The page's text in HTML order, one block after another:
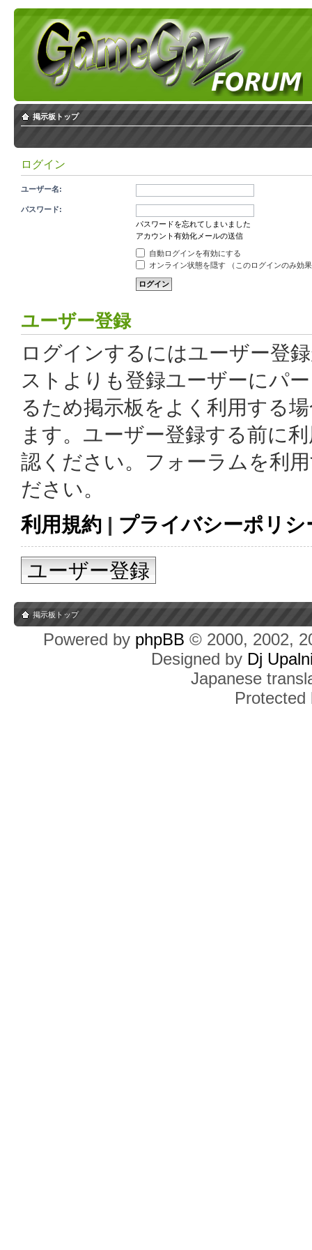
掲示板トップ
ログイン
ユーザー名:
パスワード:
パスワードを忘れてしまいました
アカウント有効化メールの送信
自動ログインを有効にする
オンライン状態を隠す （このログインのみ効
ユーザー登録
ログインするにはユーザー登
ストよりも登録ユーザーにパ
るため掲示板をよく利用する
ます。ユーザー登録する前に
認ください。フォーラムを利
ださい。
利用規約 | プライバシーポリシ
ユーザー登録
掲示板トップ
Powered by phpBB © 2000, 2002,
Designed by Dj
Japanese